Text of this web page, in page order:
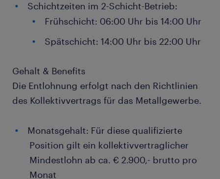
Schichtzeiten im 2-Schicht-Betrieb:
Frühschicht: 06:00 Uhr bis 14:00 Uhr
Spätschicht: 14:00 Uhr bis 22:00 Uhr
Gehalt & Benefits
Die Entlohnung erfolgt nach den Richtlinien
des Kollektivvertrags für das Metallgewerbe.
Monatsgehalt: Für diese qualifizierte
Position gilt ein kollektivvertraglicher
Mindestlohn ab ca. € 2.900,- brutto pro
Monat